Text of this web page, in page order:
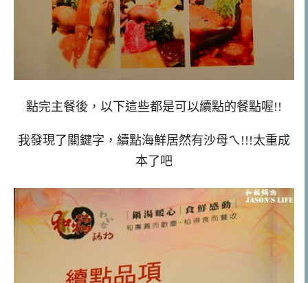
點完主餐後，以下這些都是可以續點的餐點喔!!
我發現了關鍵字，續點海鮮居然有沙母ㄟ!!!太重成
本了吧